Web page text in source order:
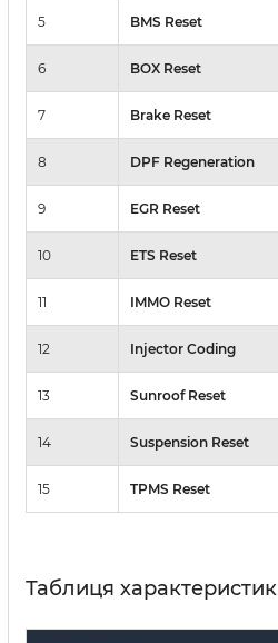
5 BMS Reset
6 BOX Reset
7 Brake Reset
8 DPF Regeneration
9 EGR Reset
10 ETS Reset
11 IMMO Reset
12 Injector Coding
13 Sunroof Reset
14 Suspension Reset
15 TPMS Reset
Таблиця характеристик